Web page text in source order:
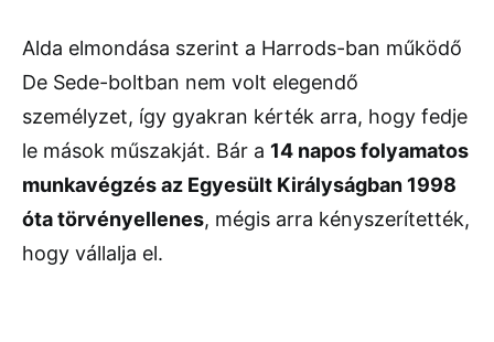
Alda elmondása szerint a Harrods-ban működő
De Sede-boltban nem volt elegendő
személyzet, így gyakran kérték arra, hogy fedje
le mások műszakját. Bár a 14 napos folyamatos
munkavégzés az Egyesült Királyságban 1998
óta törvényellenes, mégis arra kényszerítették,
hogy vállalja el.